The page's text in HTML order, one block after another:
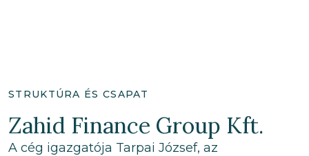
STRUKTÚRA ÉS CSAPAT
Zahid Finance Group Kft.
A cég igazgatója Tarpai József, az